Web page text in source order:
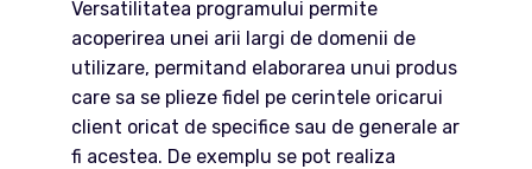
Versatilitatea programului permite
acoperirea unei arii largi de domenii de
utilizare, permitand elaborarea unui produs
care sa se plieze fidel pe cerintele oricarui
client oricat de specifice sau de generale ar
fi acestea. De exemplu se pot realiza